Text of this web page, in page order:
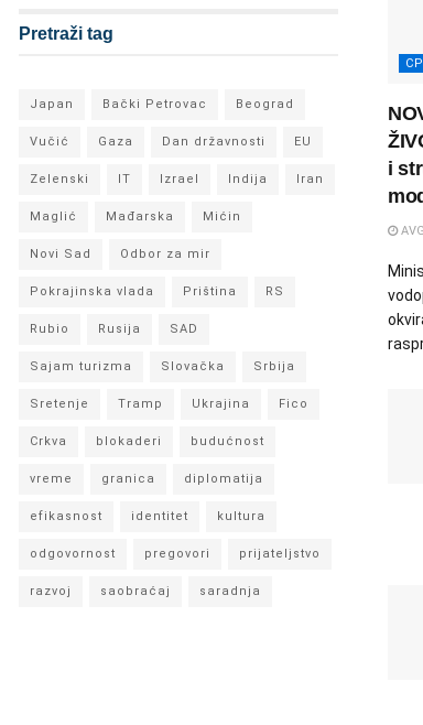
i
Pretraži tag
Japan Bački Petrovac Beograd
Vučić Gaza Dan državnosti EU
Zelenski IT Izrael Indija Iran
Maglić Mađarska Mićin
Novi Sad Odbor za mir
Pokrajinska vlada Priština RS
Rubio Rusija SAD
Sajam turizma Slovačka Srbija
Sretenje Tramp Ukrajina Fico
Crkva blokaderi budućnost
vreme granica diplomatija
efikasnost identitet kultura
odgovornost pregovori prijateljstvo
razvoj saobraćaj saradnja